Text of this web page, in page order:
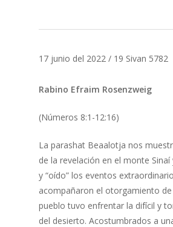
17 junio del 2022 / 19 Sivan 5782
Rabino Efraim Rosenzweig
(Números 8:1-12:16)
La parashat Beaalotja nos
de la revelación en el monte Sinaí
y “oído” los eventos
acompañaron el otorgamiento
pueblo tuvo enfrentar la difícil y
del desierto. Acostumbrados a